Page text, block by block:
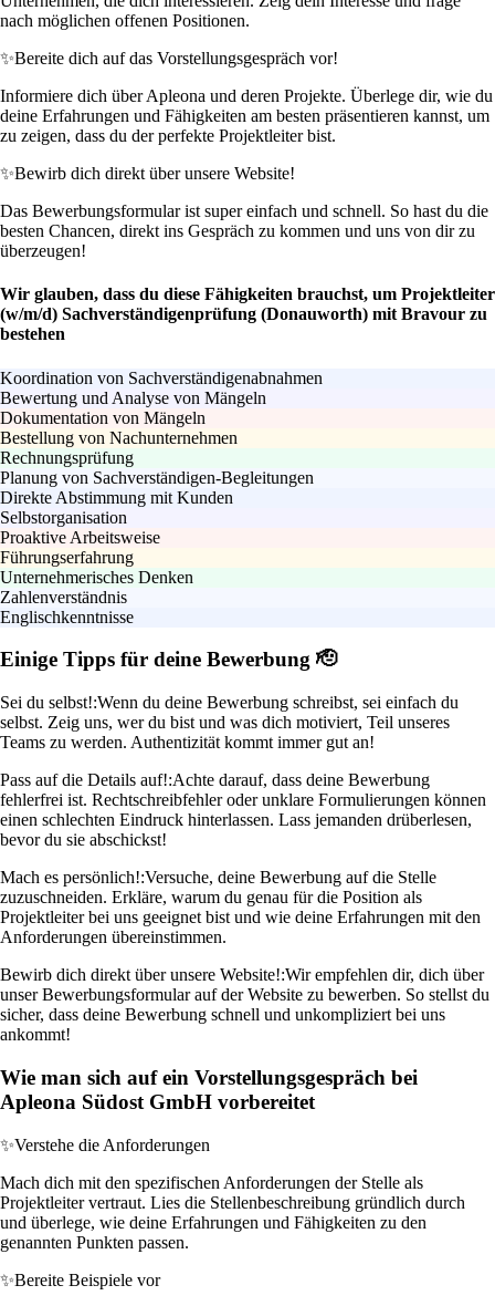
nach möglichen offenen Positionen.
✨Bereite dich auf das Vorstellungsgespräch vor!
Informiere dich über Apleona und deren Projekte. Überlege dir, wie du
deine Erfahrungen und Fähigkeiten am besten präsentieren kannst, um
zu zeigen, dass du der perfekte Projektleiter bist.
✨Bewirb dich direkt über unsere Website!
Das Bewerbungsformular ist super einfach und schnell. So hast du die
besten Chancen, direkt ins Gespräch zu kommen und uns von dir zu
überzeugen!
Wir glauben, dass du diese Fähigkeiten brauchst, um Projektleiter
(w/m/d) Sachverständigenprüfung (Donauworth) mit Bravour zu
bestehen
Koordination von Sachverständigenabnahmen
Bewertung und Analyse von Mängeln
Dokumentation von Mängeln
Bestellung von Nachunternehmen
Rechnungsprüfung
Planung von Sachverständigen-Begleitungen
Direkte Abstimmung mit Kunden
Selbstorganisation
Proaktive Arbeitsweise
Führungserfahrung
Unternehmerisches Denken
Zahlenverständnis
Englischkenntnisse
Einige Tipps für deine Bewerbung 🫡
Sei du selbst!:Wenn du deine Bewerbung schreibst, sei einfach du
selbst. Zeig uns, wer du bist und was dich motiviert, Teil unseres
Teams zu werden. Authentizität kommt immer gut an!
Pass auf die Details auf!:Achte darauf, dass deine Bewerbung
fehlerfrei ist. Rechtschreibfehler oder unklare Formulierungen können
einen schlechten Eindruck hinterlassen. Lass jemanden drüberlesen,
bevor du sie abschickst!
Mach es persönlich!:Versuche, deine Bewerbung auf die Stelle
zuzuschneiden. Erkläre, warum du genau für die Position als
Projektleiter bei uns geeignet bist und wie deine Erfahrungen mit den
Anforderungen übereinstimmen.
Bewirb dich direkt über unsere Website!:Wir empfehlen dir, dich über
unser Bewerbungsformular auf der Website zu bewerben. So stellst du
sicher, dass deine Bewerbung schnell und unkompliziert bei uns
ankommt!
Wie man sich auf ein Vorstellungsgespräch bei
Apleona Südost GmbH vorbereitet
✨Verstehe die Anforderungen
Mach dich mit den spezifischen Anforderungen der Stelle als
Projektleiter vertraut. Lies die Stellenbeschreibung gründlich durch
und überlege, wie deine Erfahrungen und Fähigkeiten zu den
genannten Punkten passen.
✨Bereite Beispiele vor